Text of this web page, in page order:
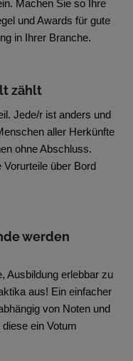
Machen Sie so Ihre
und Awards für gute
in Ihrer Branche.
zählt
Jede/r ist anders und
aller Herkünfte
ohne Abschluss.
Vorurteile über Bord
werden
Ausbildung erlebbar zu
aus! Ein einfacher
von Noten und
ein Votum